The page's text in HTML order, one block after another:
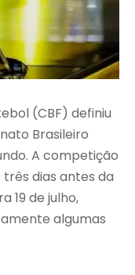
(CBF) definiu
Brasileiro
A competição
três dias antes da
19 de julho,
algumas